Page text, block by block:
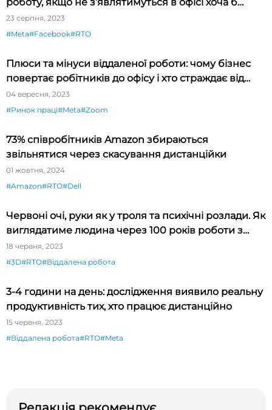
тричі на тиждень
23 серпня, 2023
#Meta#Facebook#RTO
Плюси та мінуси віддаленої роботи: чому бізнес
повертає робітників до офісу і хто страждає від
цього
04 вересня, 2023
#Ринок праці#Meta#Zoom
73% співробітників Amazon збираються
звільнятися через скасування дистанційки
01 жовтня, 2024
#Amazon#RTO#Dell
Червоні очі, руки як у троля та психічні розлади. Як
виглядатиме людина через 100 років роботи з
дому
18 червня, 2023
#3D#RTO#Віддалена робота
3-4 години на день: дослідження виявило реальну
продуктивність тих, хто працює дистанційно
15 червня, 2023
#Віддалена робота#RTO#Meta